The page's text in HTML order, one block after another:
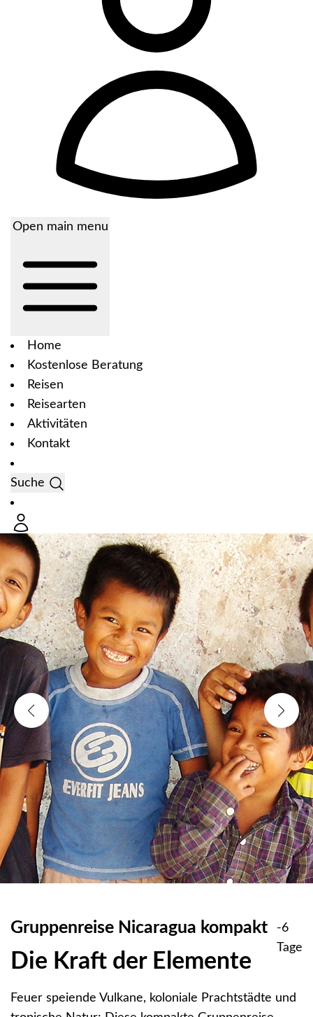
Open main menu
Home
Kostenlose Beratung
Reisen
Reisearten
Aktivitäten
Kontakt
Suche
Gruppenreise Nicaragua kompakt
Die Kraft der Elemente
-6
Tage
Feuer speiende Vulkane, koloniale Prachtstädte und